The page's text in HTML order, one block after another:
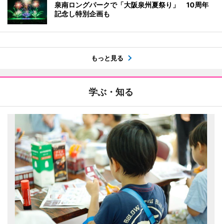
泉南ロングパークで「大阪泉州夏祭り」 10周年
記念し特別企画も
もっと見る
学ぶ・知る